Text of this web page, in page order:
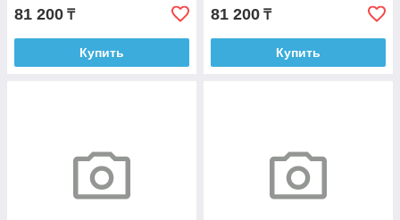
81 200 ₸
Купить
81 200 ₸
Купить